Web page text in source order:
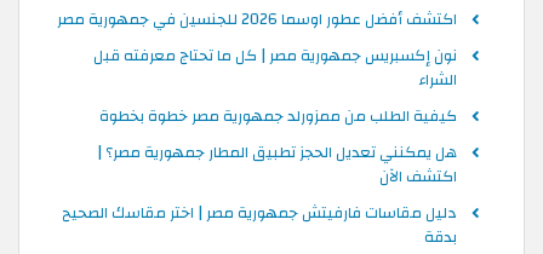
اكتشف أفضل عطور اوسما 2026 للجنسين في جمهورية مصر
نون إكسبريس جمهورية مصر | كل ما تحتاج معرفته قبل
الشراء
كيفية الطلب من ممزورلد جمهورية مصر خطوة بخطوة
هل يمكنني تعديل الحجز تطبيق المطار جمهورية مصر؟ |
اكتشف الآن
دليل مقاسات فارفيتش جمهورية مصر | اختر مقاسك الصحيح
بدقة